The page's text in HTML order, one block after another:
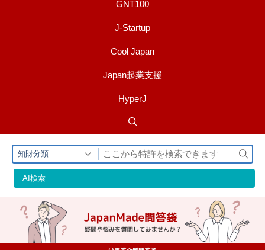
GNT100
J-Startup
Cool Japan
Japan起業支援
HyperJ
知財分類
検
索
AI検索